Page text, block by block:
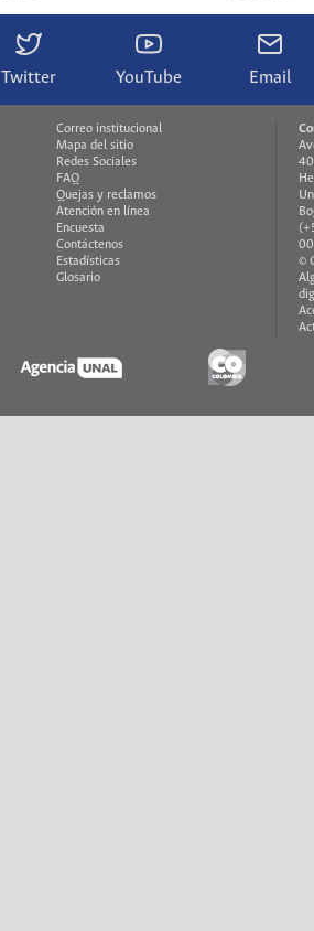
Twitter YouTube Email
Correo institucional
Mapa del sitio
Redes Sociales
FAQ
Quejas y reclamos
Atención en línea
Encuesta
Contáctenos
Estadísticas
Glosario
©